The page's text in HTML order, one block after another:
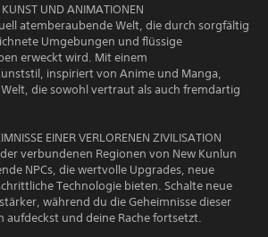
UND ANIMATIONEN
atemberaubende Welt, die durch sorgfältig
Umgebungen und flüssige
erweckt wird. Mit einem
inspiriert von Anime und Manga,
die sowohl vertraut als auch fremdartig
EINER VERLORENEN ZIVILISATION
verbundenen Regionen von New Kunlun
NPCs, die wertvolle Upgrades, neue
Technologie bieten. Schalte neue
während du die Geheimnisse dieser
aufdeckst und deine Rache fortsetzt.